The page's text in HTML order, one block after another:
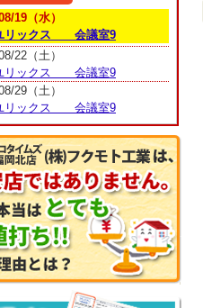
19（水）
リックス 会議室9
22（土）
リックス 会議室9
29（土）
リックス 会議室9